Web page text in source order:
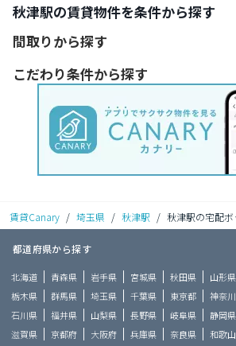
秋津駅の賃貸物件を条件から探す
間取りから探す
こだわり条件から探す
賃貸Canary / 埼玉県 / 秋津駅 / 秋津駅の宅配
都道府県から探す
北海道 青森県 岩手県 宮城県 秋田県 山形県
栃木県
群馬県 埼玉県 千葉県 東京都 神奈
石川県
福井県 山梨県 長野県 岐阜県 静岡県
滋賀県
京都府 大阪府 兵庫県 奈良県 和歌